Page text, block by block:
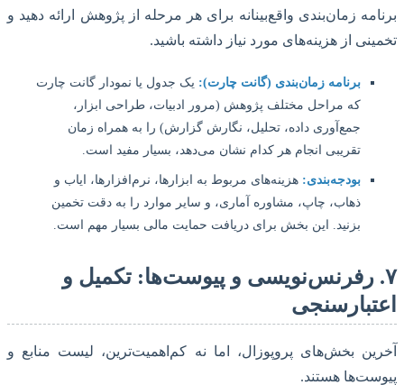
زمان‌بندی واقع‌بینانه برای هر مرحله از پژوهش ارائه دهید و
از هزینه‌های مورد نیاز داشته باشید.
برنامه زمان‌بندی (گانت چارت):یک جدول یا نمودار گانت چارت
که مراحل مختلف پژوهش (مرور ادبیات، طراحی ابزار،
جمع‌آوری داده، تحلیل، نگارش گزارش) را به همراه زمان
تقریبی انجام هر کدام نشان می‌دهد، بسیار مفید است.
بودجه‌بندی:هزینه‌های مربوط به ابزارها، نرم‌افزارها، ایاب و
ذهاب، چاپ، مشاوره آماری، و سایر موارد را به دقت تخمین
بزنید. این بخش برای دریافت حمایت مالی بسیار مهم است.
رفرنس‌نویسی و پیوست‌ها: تکمیل و
بخش‌های پروپوزال، اما نه کم‌اهمیت‌ترین، لیست منابع و
هستند.